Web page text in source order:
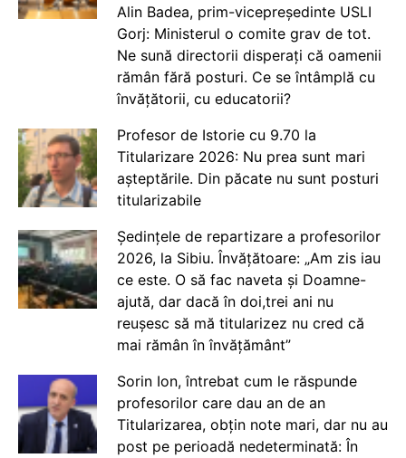
Alin Badea, prim-vicepreședinte USLI
Gorj: Ministerul o comite grav de tot.
Ne sună directorii disperați că oamenii
rămân fără posturi. Ce se întâmplă cu
învățătorii, cu educatorii?
Profesor de Istorie cu 9.70 la
Titularizare 2026: Nu prea sunt mari
așteptările. Din păcate nu sunt posturi
titularizabile
Ședințele de repartizare a profesorilor
2026, la Sibiu. Învățătoare: „Am zis iau
ce este. O să fac naveta și Doamne-
ajută, dar dacă în doi,trei ani nu
reușesc să mă titularizez nu cred că
mai rămân în învățământ”
Sorin Ion, întrebat cum le răspunde
profesorilor care dau an de an
Titularizarea, obțin note mari, dar nu au
post pe perioadă nedeterminată: În